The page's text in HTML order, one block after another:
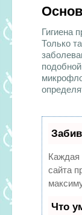
Гигиена
Только
Каждая
сайта
Что